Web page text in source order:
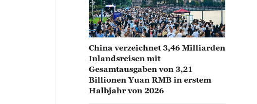
China verzeichnet 3,46 Milliarden
Inlandsreisen mit
Gesamtausgaben von 3,21
Billionen Yuan RMB in erstem
Halbjahr von 2026